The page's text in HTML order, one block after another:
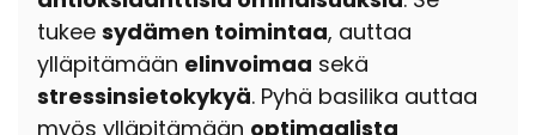
tukee sydämen toimintaa, auttaa
ylläpitämään elinvoimaa sekä
stressinsietokykyä. Pyhä basilika auttaa
myös ylläpitämään optimaalista